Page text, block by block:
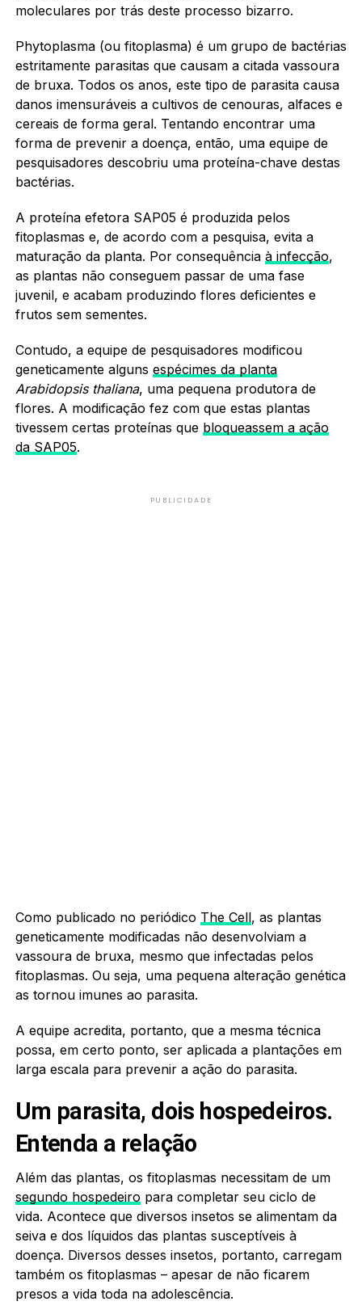
moleculares por trás deste processo bizarro.
Phytoplasma (ou fitoplasma) é um grupo de bactérias
estritamente parasitas que causam a citada vassoura
de bruxa. Todos os anos, este tipo de parasita causa
danos imensuráveis a cultivos de cenouras, alfaces e
cereais de forma geral. Tentando encontrar uma
forma de prevenir a doença, então, uma equipe de
pesquisadores descobriu uma proteína-chave destas
bactérias.
A proteína efetora SAP05 é produzida pelos
fitoplasmas e, de acordo com a pesquisa, evita a
maturação da planta. Por consequência à infecção,
as plantas não conseguem passar de uma fase
juvenil, e acabam produzindo flores deficientes e
frutos sem sementes.
Contudo, a equipe de pesquisadores modificou
geneticamente alguns espécimes da planta
Arabidopsis thaliana, uma pequena produtora de
flores. A modificação fez com que estas plantas
tivessem certas proteínas que bloqueassem a ação
da SAP05.
PUBLICIDADE
Como publicado no periódico The Cell, as plantas
geneticamente modificadas não desenvolviam a
vassoura de bruxa, mesmo que infectadas pelos
fitoplasmas. Ou seja, uma pequena alteração genética
as tornou imunes ao parasita.
A equipe acredita, portanto, que a mesma técnica
possa, em certo ponto, ser aplicada a plantações em
larga escala para prevenir a ação do parasita.
Um parasita, dois hospedeiros.
Entenda a relação
Além das plantas, os fitoplasmas necessitam de um
segundo hospedeiro para completar seu ciclo de
vida. Acontece que diversos insetos se alimentam da
seiva e dos líquidos das plantas susceptíveis à
doença. Diversos desses insetos, portanto, carregam
também os fitoplasmas – apesar de não ficarem
presos a vida toda na adolescência.